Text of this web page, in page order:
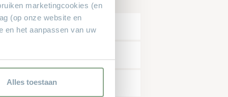
marketingcookies (en
(op onze website en
en het aanpassen van uw
Alles toestaan